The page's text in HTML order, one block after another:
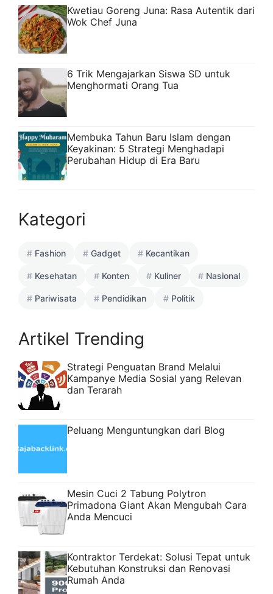
Kwetiau Goreng Juna: Rasa Autentik dari
Wok Chef Juna
6 Trik Mengajarkan Siswa SD untuk
Menghormati Orang Tua
Membuka Tahun Baru Islam dengan
Keyakinan: 5 Strategi Menghadapi
Perubahan Hidup di Era Baru
Kategori
Fashion Gadget Kecantikan
Kesehatan Konten Kuliner Nasional
Pariwisata Pendidikan Politik
Artikel Trending
Strategi Penguatan Brand Melalui
Kampanye Media Sosial yang Relevan
dan Terarah
Peluang Menguntungkan dari Blog
Mesin Cuci 2 Tabung Polytron
Primadona Giant Akan Mengubah Cara
Anda Mencuci
Kontraktor Terdekat: Solusi Tepat untuk
Kebutuhan Konstruksi dan Renovasi
Rumah Anda